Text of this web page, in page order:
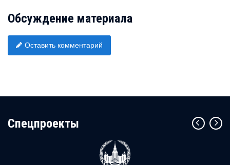
Обсуждение материала
Оставить комментарий
Cпецпроекты